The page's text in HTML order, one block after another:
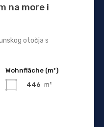
na more i
otočja s
Wohnfläche (m²)
446 m²